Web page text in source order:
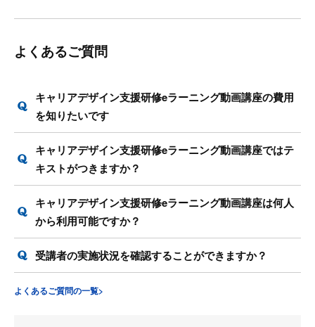
よくあるご質問
キャリアデザイン支援研修eラーニング動画講座の費用
を知りたいです
キャリアデザイン支援研修eラーニング動画講座ではテ
キストがつきますか？
キャリアデザイン支援研修eラーニング動画講座は何人
から利用可能ですか？
受講者の実施状況を確認することができますか？
よくあるご質問の一覧>